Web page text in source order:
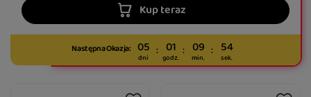
Kup teraz
Następna Okazja:
dni
05
godz.
01
min.
09
sek.
53